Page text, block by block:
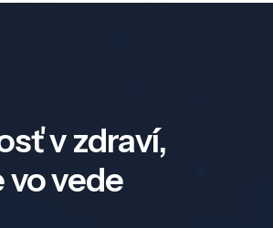
v zdraví,
vo vede